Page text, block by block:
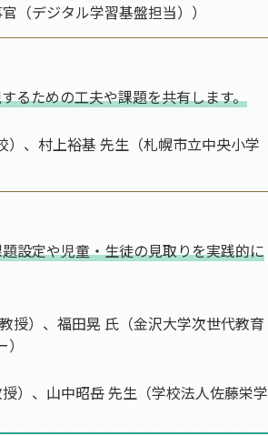
（デジタル学習基盤担当））
るための工夫や課題を共有します。
、村上裕基 先生（札幌市立中央小学
設定や児童・生徒の見取りを実践的に
授）、福田晃 氏（金沢大学次世代教育
）、山中昭岳 先生（学校法人佐藤栄学